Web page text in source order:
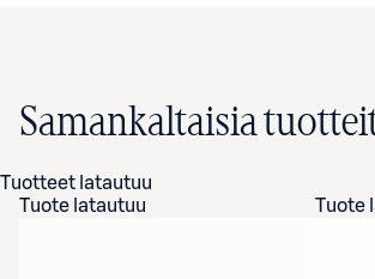
Samankaltaisia
Tuotteet latautuu
Tuote latautuu
Tuote